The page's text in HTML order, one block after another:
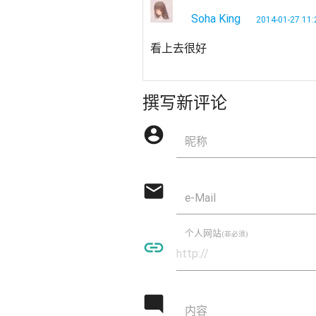
Soha King 2014-01-27
看上去很好
撰写新评论
account_circle 昵称
mail e-Mail
insert_link
个人网站(非必须)
mode_comment 内容